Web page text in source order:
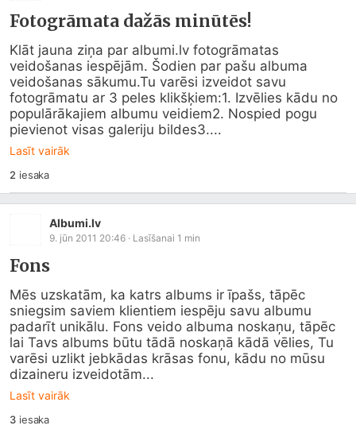
Fotogrāmata dažās minūtēs!
Klāt jauna ziņa par albumi.lv fotogrāmatas
veidošanas iespējām. Šodien par pašu albuma
veidošanas sākumu.Tu varēsi izveidot savu
fotogrāmatu ar 3 peles klikšķiem:1. Izvēlies kādu no
populārākajiem albumu veidiem2. Nospied pogu
pievienot visas galeriju bildes3....
Lasīt vairāk
2 iesaka
Albumi.lv
9. jūn 2011 20:46 · Lasīšanai 1 min
Fons
Mēs uzskatām, ka katrs albums ir īpašs, tāpēc
sniegsim saviem klientiem iespēju savu albumu
padarīt unikālu. Fons veido albuma noskaņu, tāpēc
lai Tavs albums būtu tādā noskaņā kādā vēlies, Tu
varēsi uzlikt jebkādas krāsas fonu, kādu no mūsu
dizaineru izveidotām...
Lasīt vairāk
3iesaka